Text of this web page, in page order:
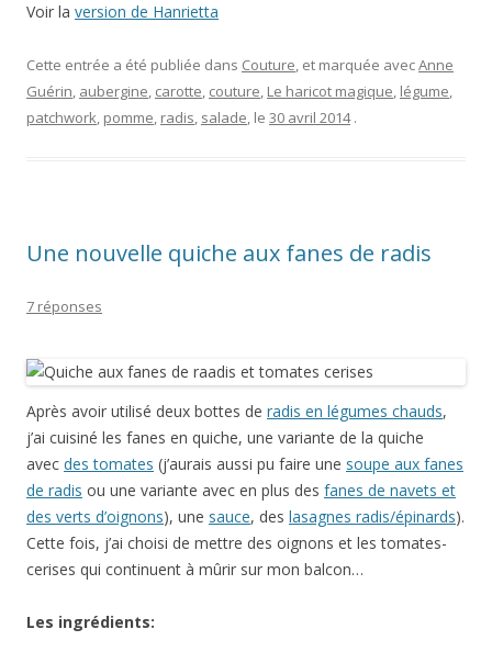
Voir la version de Hanrietta
Cette entrée a été publiée dans Couture, et marquée avecAnne
Guérin, aubergine, carotte, couture, Le haricot magique, légume,
patchwork, pomme, radis, salade, le 30 avril 2014 .
Une nouvelle quiche aux fanes de radis
7 réponses
Après avoir utilisé deux bottes de radis en légumes chauds,
j’ai cuisiné les fanes en quiche, une variante de la quiche
avec des tomates (j’aurais aussi pu faire une soupe aux fanes
de radis ou une variante avec en plus des fanes de navets et
des verts d’oignons), une sauce, des lasagnes radis/épinards).
Cette fois, j’ai choisi de mettre des oignons et les tomates-
cerises qui continuent à mûrir sur mon balcon…
Les ingrédients: